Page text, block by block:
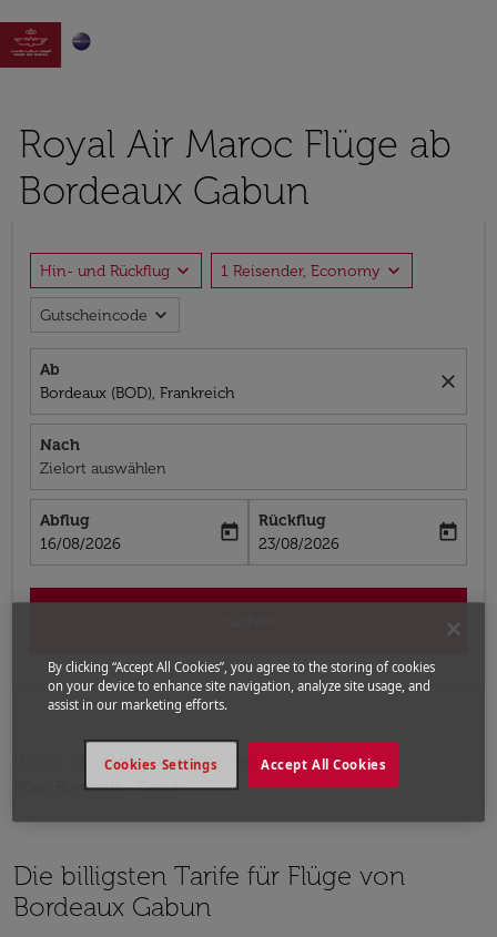

Royal Air Maroc Flüge ab
Bordeaux Gabun
Hin- und Rückflug expand_more 1 Reisender, Economy expand_more
Gutscheincode expand_more
Ab
Bordeaux (BOD), Frankreich
close
Nach
Zielort auswählen
Abflug
fc-booking-departure-date-aria-label
16/08/2026
today
Rückflug
fc-booking-return-date-aria-label
23/08/2026
today
Flüge
Flüge nach Gabun
Flüge Bordeaux - Gabun
Die billigsten Tarife für Flüge von
Bordeaux Gabun
By clicking “Accept All Cookies”, you agree to the storing of cookies
on your device to enhance site navigation, analyze site usage, and
assist in our marketing efforts.
Accept All Cookies
Cookies Settings